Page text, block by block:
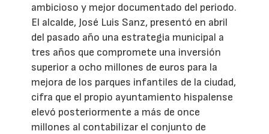
ambicioso y mejor documentado del periodo.
El alcalde, José Luis Sanz, presentó en abril
del pasado año una estrategia municipal a
tres años que compromete una inversión
superior a ocho millones de euros para la
mejora de los parques infantiles de la ciudad,
cifra que el propio ayuntamiento hispalense
elevó posteriormente a más de once
millones al contabilizar el conjunto de